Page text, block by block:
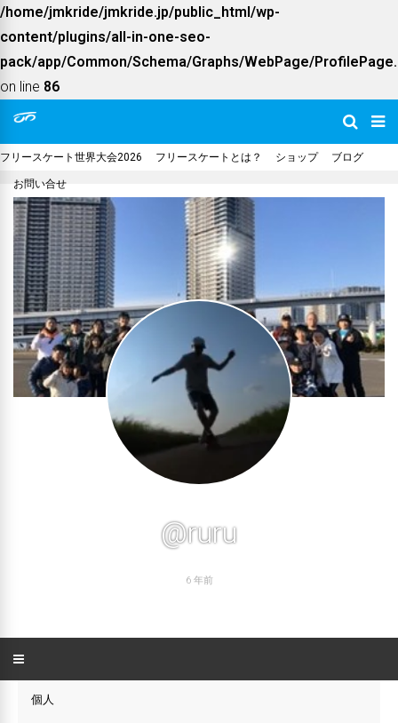
/home/jmkride/jmkride.jp/public_html/wp-
content/plugins/all-in-one-seo-
pack/app/Common/Schema/Graphs/WebPage/
on line 86
フリースケート世界大会2026 フリースケートとは？ ショップ ブログ
お問い合せ
@ruru
6 年前
個人